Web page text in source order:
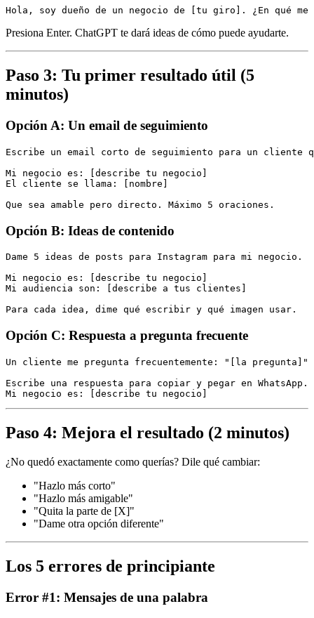
Hola, soy dueño de un negocio de [tu giro]. ¿En qué me
Presiona Enter. ChatGPT te dará ideas de cómo puede ayudarte.
Paso 3: Tu primer resultado útil (5
minutos)
Opción A: Un email de seguimiento
Escribe un email corto de seguimiento para un cliente
Mi negocio es: [describe tu negocio]
El cliente se llama: [nombre]
Que sea amable pero directo. Máximo 5 oraciones.
Opción B: Ideas de contenido
Dame 5 ideas de posts para Instagram para mi negocio.
Mi negocio es: [describe tu negocio]
Mi audiencia son: [describe a tus clientes]
Para cada idea, dime qué escribir y qué imagen usar.
Opción C: Respuesta a pregunta frecuente
Un cliente me pregunta frecuentemente: "[la pregunta]"
Escribe una respuesta para copiar y pegar en WhatsApp.
Mi negocio es: [describe tu negocio]
Paso 4: Mejora el resultado (2 minutos)
¿No quedó exactamente como querías? Dile qué cambiar:
"Hazlo más corto"
"Hazlo más amigable"
"Quita la parte de [X]"
"Dame otra opción diferente"
Los 5 errores de principiante
Error #1: Mensajes de una palabra